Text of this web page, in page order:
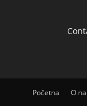
Početna O